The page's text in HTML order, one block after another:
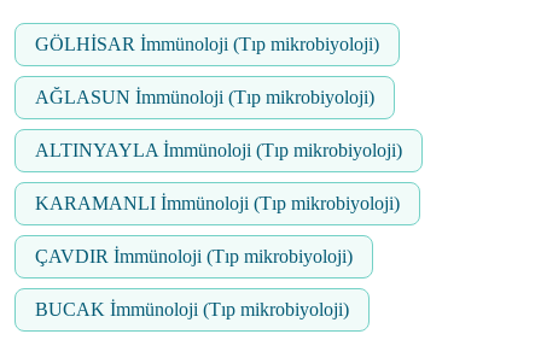
GÖLHİSAR İmmünoloji (Tıp mikrobiyoloji)
AĞLASUN İmmünoloji (Tıp mikrobiyoloji)
ALTINYAYLA İmmünoloji (Tıp mikrobiyoloji)
KARAMANLI İmmünoloji (Tıp mikrobiyoloji)
ÇAVDIR İmmünoloji (Tıp mikrobiyoloji)
BUCAK İmmünoloji (Tıp mikrobiyoloji)